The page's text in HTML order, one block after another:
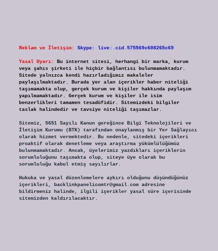
Reklam ve İletişim: Skype: live:.cid.575569c608265c69
Yasal Uyarı:
Bu internet sitesi, herhangi bir marka, kurum
veya şahıs şirketi ile hiçbir bağlantısı bulunmamaktadır.
Sitede yalnızca kendi hazırladığımız makaleler
paylaşılmaktadır. Burada yer alan içerikler haber niteliği
taşımamakta olup, gerçek kurum ve kişiler hakkında paylaşım
yapılmamaktadır. Gerçek kurum ve kişiler ile isim
benzerlikleri tamamen tesadüfidir. Sitemizdeki bilgiler
taslak halindedir ve tavsiye niteliği taşımazlar.
Sitemiz, 5651 Sayılı Kanun gereğince Bilgi Teknolojileri ve
İletişim Kurumu (BTK) tarafından onaylanmış bir Yer Sağlayıcı
olarak hizmet vermektedir. Bu nedenle, sitedeki içerikleri
proaktif olarak denetleme veya araştırma yükümlülüğümüz
bulunmamaktadır. Ancak, üyelerimiz yazdıkları içeriklerin
sorumluluğunu taşımakta olup, siteye üye olarak bu
sorumluluğu kabul etmiş sayılırlar.
Hukuka ve yasal düzenlemelere aykırı olduğunu düşündüğünüz
içerikleri, backlinkpanelicomtr@gmail.comadresine
bildirmeniz halinde, ilgili içerikler yasal süre içerisinde
sitemizden kaldırılacaktır.